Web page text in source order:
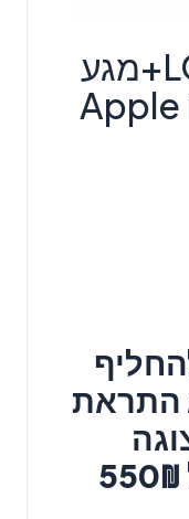
החלפת מסך LCD+מגע
Apple
התראת